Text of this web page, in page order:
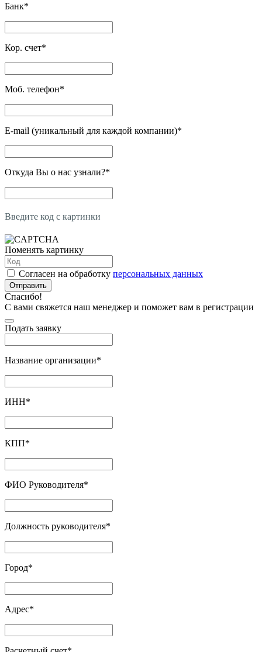
Банк*
Кор. счет*
Моб. телефон*
E-mail (уникальный для каждой компании)*
Откуда Вы о нас узнали?*
Введите код с картинки
Поменять картинку
Согласен на обработку персональных данных
Отправить
Спасибо!
С вами свяжется наш менеджер и поможет вам в регистрации
Подать заявку
Название организации*
ИНН*
КПП*
ФИО Руководителя*
Должность руководителя*
Город*
Адрес*